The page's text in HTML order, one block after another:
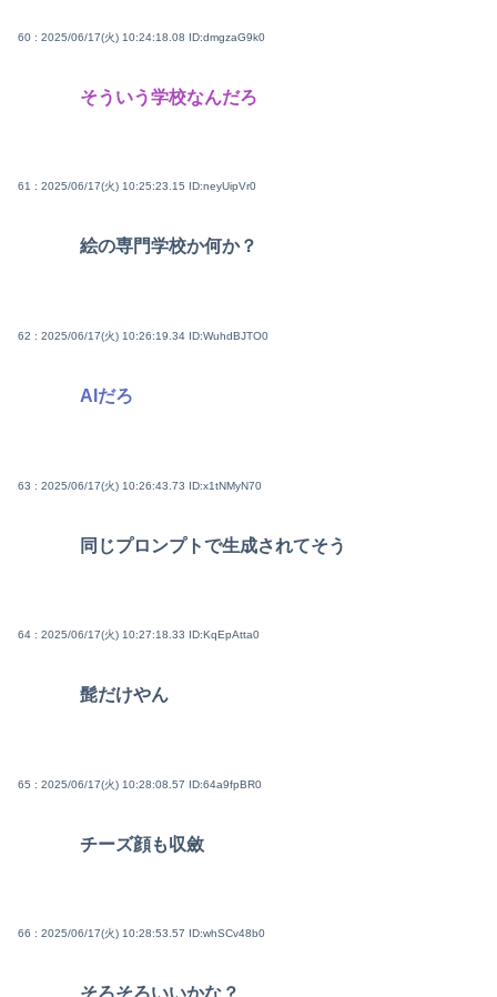
60 : 2025/06/17(火) 10:24:18.08 ID:dmgzaG9k0
そういう学校なんだろ
61 : 2025/06/17(火) 10:25:23.15 ID:neyUipVr0
絵の専門学校か何か？
62 : 2025/06/17(火) 10:26:19.34 ID:WuhdBJTO0
AIだろ
63 : 2025/06/17(火) 10:26:43.73 ID:x1tNMyN70
同じプロンプトで生成されてそう
64 : 2025/06/17(火) 10:27:18.33 ID:KqEpAtta0
髭だけやん
65 : 2025/06/17(火) 10:28:08.57 ID:64a9fpBR0
チーズ顔も収斂
66 : 2025/06/17(火) 10:28:53.57 ID:whSCv48b0